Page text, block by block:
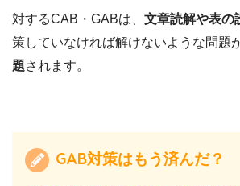
対するCAB・GABは、 文章読解や表の
策していなければ解けないような問題が
題されます。
GAB対策はもう済んだ？